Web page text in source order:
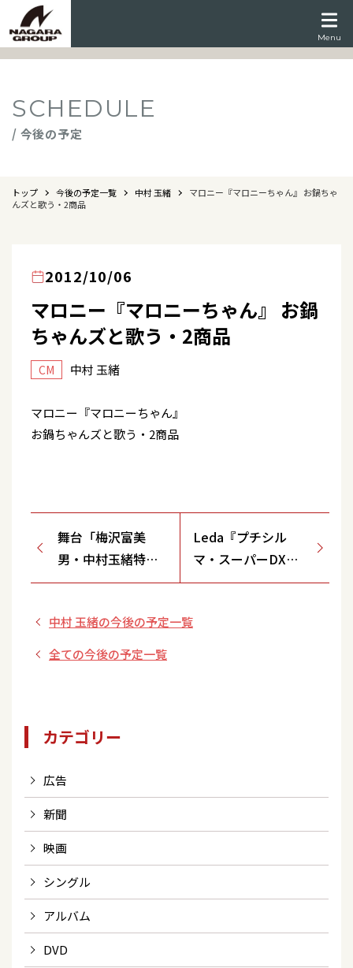
Menu
SCHEDULE
/ 今後の予定
トップ 今後の予定一覧 中村 玉緒
マロニー『マロニーちゃん』 お鍋ちゃ
んズと歌う・2商品
2012/10/06
マロニー『マロニーちゃん』 お鍋
ちゃんズと歌う・2商品
CM 中村 玉緒
マロニー『マロニーちゃん』
お鍋ちゃんズと歌う・2商品
舞台「梅沢富美
男・中村玉緒特別
公演 明治座創業
富美男劇団旗揚げ
公演」
Leda『プチシル
マ・スーパーDX大
粒』 壺に貼る女性2
中村 玉緒の今後の予定一覧
全ての今後の予定一覧
カテゴリー
広告
新聞
映画
シングル
アルバム
DVD